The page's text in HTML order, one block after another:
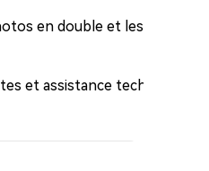
en double et les images
et assistance technique